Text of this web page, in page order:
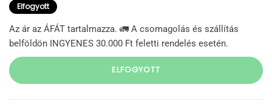
Elfogyott
Az ár az ÁFÁT tartalmazza. 🚛 A csomagolás és szállítás
belföldön INGYENES 30.000 Ft feletti rendelés esetén.
ELFOGYOTT